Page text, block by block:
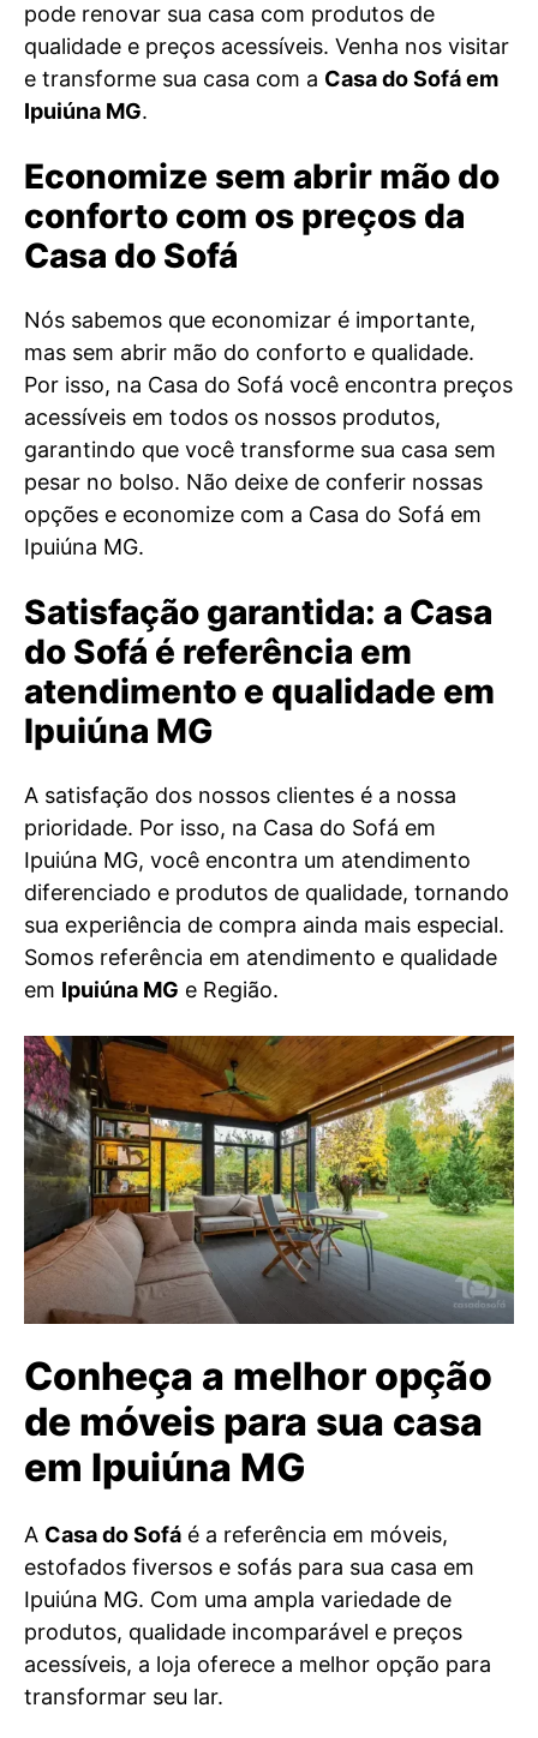
pode renovar sua casa com produtos de
qualidade e preços acessíveis. Venha nos visitar
e transforme sua casa com a Casa do Sofá em
Ipuiúna MG.
Economize sem abrir mão do
conforto com os preços da
Casa do Sofá
Nós sabemos que economizar é importante,
mas sem abrir mão do conforto e qualidade.
Por isso, na Casa do Sofá você encontra preços
acessíveis em todos os nossos produtos,
garantindo que você transforme sua casa sem
pesar no bolso. Não deixe de conferir nossas
opções e economize com a Casa do Sofá em
Ipuiúna MG.
Satisfação garantida: a Casa
do Sofá é referência em
atendimento e qualidade em
Ipuiúna MG
A satisfação dos nossos clientes é a nossa
prioridade. Por isso, na Casa do Sofá em
Ipuiúna MG, você encontra um atendimento
diferenciado e produtos de qualidade, tornando
sua experiência de compra ainda mais especial.
Somos referência em atendimento e qualidade
em Ipuiúna MG e Região.
Conheça a melhor opção
de móveis para sua casa
em Ipuiúna MG
A Casa do Sofá é a referência em móveis,
estofados fiversos e sofás para sua casa em
Ipuiúna MG. Com uma ampla variedade de
produtos, qualidade incomparável e preços
acessíveis, a loja oferece a melhor opção para
transformar seu lar.